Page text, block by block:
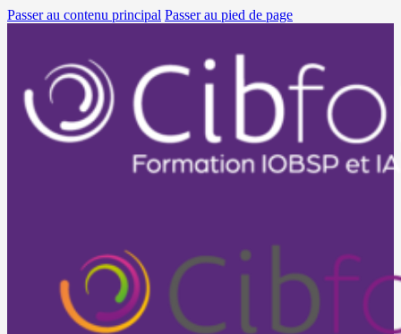
Passer au contenu principal Passer au pied de page